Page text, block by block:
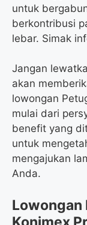
untuk
berkontribusi
lebar. Simak
Jangan
akan
lowongan
mulai dari
benefit yang
untuk
mengajukan
Anda.
Lowongan